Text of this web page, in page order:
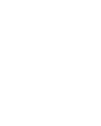
arte refinada.
a história
de
o capacitarão a
seus vinhos